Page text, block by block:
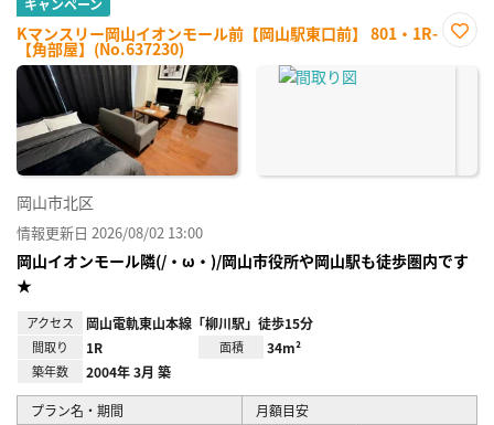
Kマンスリー岡山イオンモール前【岡山駅東口前】 801・1R-
【角部屋】(No.637230)
に入
岡山市北区
情報更新日 2026/08/02 13:00
岡山イオンモール隣(/・ω・)/岡山市役所や岡山駅も徒歩圏内です
★
アクセス 岡山電軌東山本線「柳川駅」徒歩15分
間取り 1R 面積 34m²
築年数 2004年 3月 築
プラン名・期間 月額目安